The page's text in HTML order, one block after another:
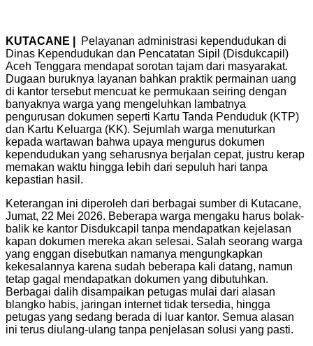
KUTACANE |
Pelayanan administrasi kependudukan di
Dinas Kependudukan dan Pencatatan Sipil (Disdukcapil)
Aceh Tenggara mendapat sorotan tajam dari masyarakat.
Dugaan buruknya layanan bahkan praktik permainan uang
di kantor tersebut mencuat ke permukaan seiring dengan
banyaknya warga yang mengeluhkan lambatnya
pengurusan dokumen seperti Kartu Tanda Penduduk (KTP)
dan Kartu Keluarga (KK). Sejumlah warga menuturkan
kepada wartawan bahwa upaya mengurus dokumen
kependudukan yang seharusnya berjalan cepat, justru kerap
memakan waktu hingga lebih dari sepuluh hari tanpa
kepastian hasil.
Keterangan ini diperoleh dari berbagai sumber di Kutacane,
Jumat, 22 Mei 2026. Beberapa warga mengaku harus bolak-
balik ke kantor Disdukcapil tanpa mendapatkan kejelasan
kapan dokumen mereka akan selesai. Salah seorang warga
yang enggan disebutkan namanya mengungkapkan
kekesalannya karena sudah beberapa kali datang, namun
tetap gagal mendapatkan dokumen yang dibutuhkan.
Berbagai dalih disampaikan petugas mulai dari alasan
blangko habis, jaringan internet tidak tersedia, hingga
petugas yang sedang berada di luar kantor. Semua alasan
ini terus diulang-ulang tanpa penjelasan solusi yang pasti.